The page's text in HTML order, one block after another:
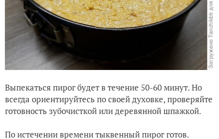
Выпекаться пирог будет в течение 50-60 минут. Но
всегда ориентируйтесь по своей духовке, проверяйте
готовность зубочисткой или деревянной шпажкой.
По истечении времени тыквенный пирог готов.